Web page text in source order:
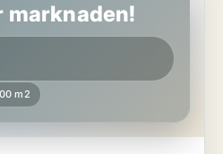
marknaden!
m2